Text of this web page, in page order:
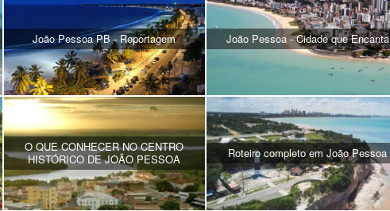
João Pessoa PB - Reportagem João Pessoa - Cidade que Encanta
O QUE CONHECER NO CENTRO
HISTÓRICO DE JOÃO PESSOA
Roteiro completo em João Pessoa